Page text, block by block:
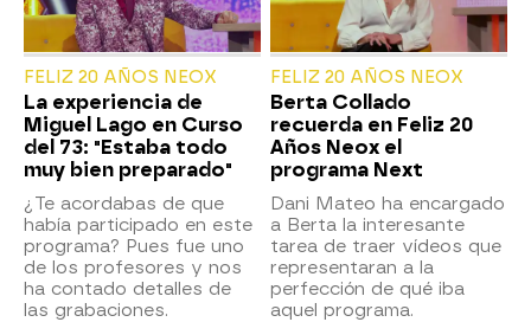
FELIZ 20 AÑOS NEOX
La experiencia de
Miguel Lago en Curso
del 73: "Estaba todo
muy bien preparado"
¿Te acordabas de que
había participado en este
programa? Pues fue uno
de los profesores y nos
ha contado detalles de
las grabaciones.
FELIZ 20 AÑOS NEOX
Berta Collado
recuerda en Feliz 20
Años Neox el
programa Next
Dani Mateo ha encargado
a Berta la interesante
tarea de traer vídeos que
representaran a la
perfección de qué iba
aquel programa.